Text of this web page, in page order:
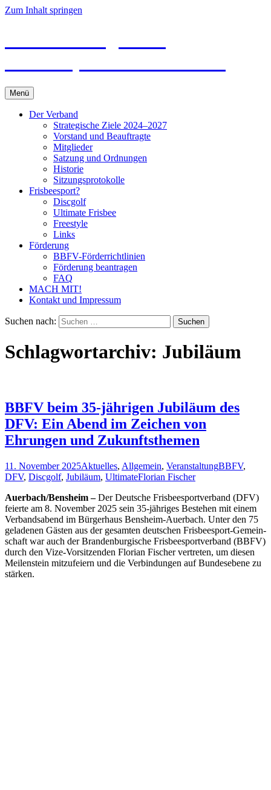
Zum Inhalt springen
Menü
Der Verband
Strategische Ziele 2024–2027
Vorstand und Beauftragte
Mitglieder
Satzung und Ordnungen
Historie
Sitzungsprotokolle
Frisbeesport?
Discgolf
Ultimate Frisbee
Freestyle
Links
Förderung
BBFV-Förderrichtlinien
Förderung beantragen
FAQ
MACH MIT!
Kontakt und Impressum
Suchen nach:
Schlagwortarchiv: Jubiläum
BBFV beim 35-jährigen Jubiläum des
DFV: Ein Abend im Zeichen von
Ehrungen und Zukunftsthemen
11. November 2025Aktuelles, Allgemein, VeranstaltungBBFV,
DFV, Discgolf, Jubiläum, UltimateFlorian Fischer
Auerbach/Bensheim –Der Deut­sche Fris­bee­s­port­ver­band (DFV)
fei­er­te am 8. Novem­ber 2025 sein 35-jäh­ri­ges Bestehen mit einem
Ver­bands­abend im Bür­ger­haus Bens­heim-Auer­bach. Unter den 75
gela­de­nen Gäs­ten aus der gesam­ten deut­schen Fris­bee­s­port-Gemein­
schaft war auch der Bran­den­bur­gi­sche Fris­bee­s­port­ver­band (BBFV)
durch den Vize-Vor­sit­zen­den Flo­ri­an Fischer ver­tre­ten, um die­sen
Mei­len­stein mit­zu­fei­ern und die Ver­bin­dun­gen auf Bun­des­ebe­ne zu
stärken.